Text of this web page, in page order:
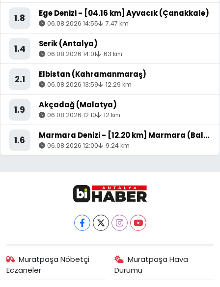
1.8 Ege Denizi - [04.16 km] Ayvacık (Çanakkale)
06.08.2026 14:55 7.47 km
1.4 Serik (Antalya)
06.08.2026 14:01 63 km
2.1 Elbistan (Kahramanmaraş)
06.08.2026 13:59 12.29 km
1.9 Akçadağ (Malatya)
06.08.2026 12:10 12 km
1.6 Marmara Denizi - [12.20 km] Marmara (Balıkesir)
06.08.2026 12:00 9.24 km
Muratpaşa Nöbetçi
Eczaneler
Muratpaşa Hava
Durumu